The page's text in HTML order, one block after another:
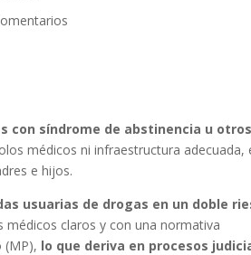
con síndrome de abstinencia u
médicos ni infraestructura adecuada,
e hijos.
usuarias de drogas en un doble
médicos claros y con una normativa
(MP), lo que deriva en procesos